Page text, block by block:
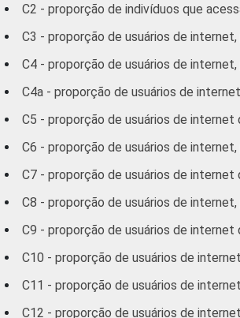
De 25 a 34
De 35 a 44
De 45 a 59
60 anos ou
mais
RENDA
FAMILIAR
Até 1 SM
C2 - proporção de indivíduos que
C3 - proporção de usuários de
C4 - proporção de usuários de
C4a - proporção de usuários de
C5 - proporção de usuários de
C6 - proporção de usuários de
C7 - proporção de usuários de
C8 - proporção de usuários de
C9 - proporção de usuários de internet
C10 - proporção de usuários de
C11 - proporção de usuários de
C12 - proporção de usuários de